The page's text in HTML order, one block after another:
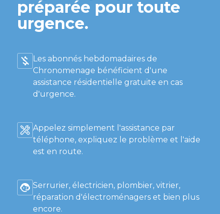
préparée pour toute
urgence.
Les abonnés hebdomadaires de
Chronomenage bénéficient d'une
assistance résidentielle gratuite en cas
d'urgence.
Appelez simplement l'assistance par
téléphone, expliquez le problème et l'aide
est en route.
Serrurier, électricien, plombier, vitrier,
réparation d'électroménagers et bien plus
encore.